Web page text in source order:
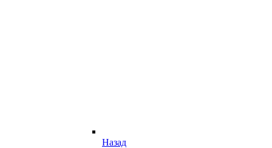
Назад